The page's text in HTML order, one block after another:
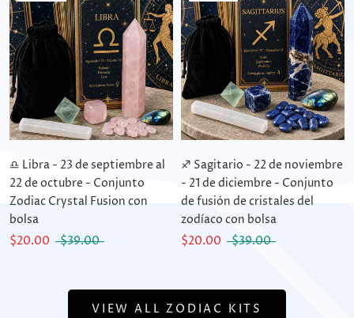
♎ Libra - 23 de septiembre al
22 de octubre - Conjunto
Zodiac Crystal Fusion con
bolsa
$20.00
$39.00
♐ Sagitario - 22 de noviembre
- 21 de diciembre - Conjunto
de fusión de cristales del
zodíaco con bolsa
$20.00
$39.00
VIEW ALL ZODIAC KITS